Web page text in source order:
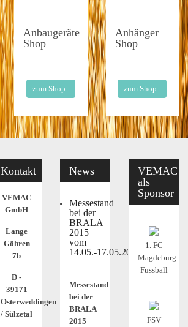
Anbaugeräte
Shop
zum Shop..
Anhänger
Shop
zum Shop..
Kontakt
VEMAC
GmbH
Lange
Göhren
7b
D -
39171
Osterweddingen
/ Sülzetal
News
Messestand
bei der
BRALA
2015
vom
14.05.-17.05.2015
Messestand
bei der
BRALA
2015
VEMAC
als
Sponsor
1. FC
Magdeburg
Fussball
FSV